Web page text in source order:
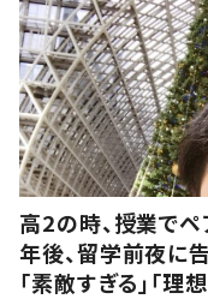
高2の時、授業で
年後、留学前夜に
「素敵すぎる」「理想